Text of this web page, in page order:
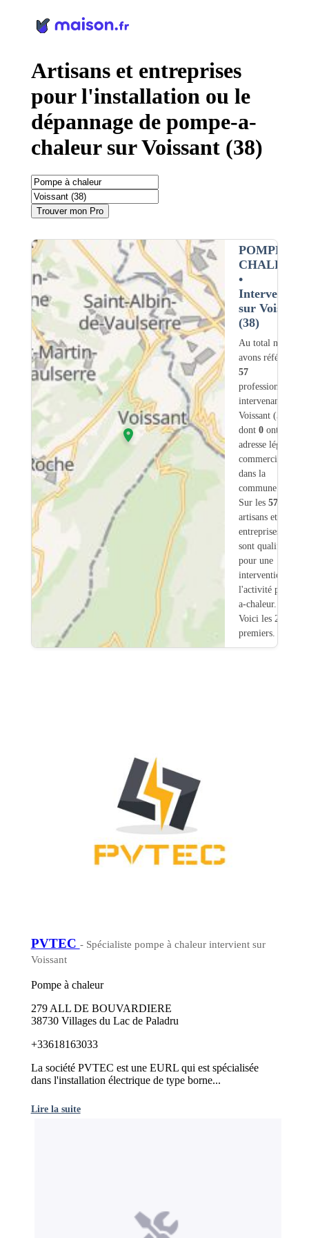
Artisans et entreprises
pour l'installation ou le
dépannage de pompe-a-
chaleur sur Voissant (38)
Trouver mon Pro
POMPE À
CHALEUR
•
Intervention
sur Voissant
(38)
Au total nous
avons référencé
57
professionnels
intervenant sur
Voissant (38)
dont 0ont une
adresse légale ou
commerciale
dans la
commune.
Sur les 57
artisans et
entreprises
sont qualifiés
pour une
intervention sur
l'activité pompe-
a-chaleur.
Voici les 20
premiers.
PVTEC - Spécialiste pompe à chaleur intervient sur
Voissant
Pompe à chaleur
279 ALL DE BOUVARDIERE
38730 Villages du Lac de Paladru
+33618163033
La société PVTEC est une EURL qui est spécialisée
dans l'installation électrique de type borne...
Lire la suite